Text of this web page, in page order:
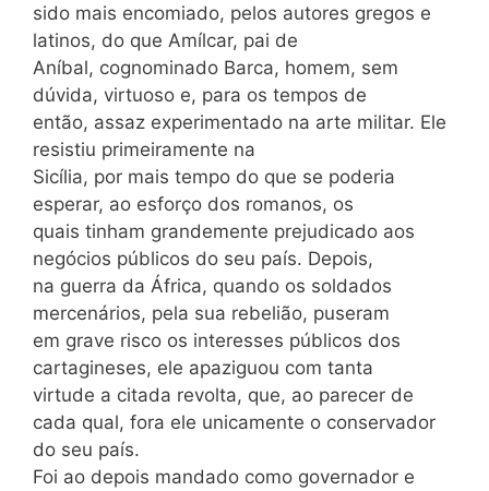
sido mais encomiado, pelos autores gregos e
latinos, do que Amílcar, pai de
Aníbal, cognominado Barca, homem, sem
dúvida, virtuoso e, para os tempos de
então, assaz experimentado na arte militar. Ele
resistiu primeiramente na
Sicília, por mais tempo do que se poderia
esperar, ao esforço dos romanos, os
quais tinham grandemente prejudicado aos
negócios públicos do seu país. Depois,
na guerra da África, quando os soldados
mercenários, pela sua rebelião, puseram
em grave risco os interesses públicos dos
cartagineses, ele apaziguou com tanta
virtude a citada revolta, que, ao parecer de
cada qual, fora ele unicamente o conservador
do seu país.
Foi ao depois mandado como governador e